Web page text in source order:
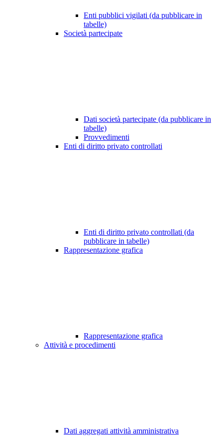
Enti pubblici vigilati (da pubblicare in
tabelle)
Società partecipate
Dati società partecipate (da pubblicare in
tabelle)
Provvedimenti
Enti di diritto privato controllati
Enti di diritto privato controllati (da
pubblicare in tabelle)
Rappresentazione grafica
Rappresentazione grafica
Attività e procedimenti
Dati aggregati attività amministrativa